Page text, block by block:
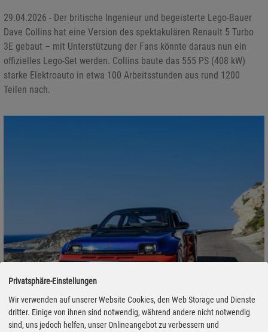
29.04.2026 - Der britische Ingenieur und begeisterte Lego-Bauer
Dave Collins hat eine Version des spektakulären Renault 5 Turbo
3E gebaut – mit Unterstützung der Fans könnte daraus nun ein
offizielles Lego-Set werden. Collins baute das 555 PS (408 kW)
starke Elektroauto in etwa 100 Arbeitsstunden aus rund 1200
Teilen nach.
Der Erbe der Pausbacke zeigt sich erstmals auf der Straße
Privatsphäre-Einstellungen
Wir verwenden auf unserer Website Cookies, den Web Storage und Dienste
dritter. Einige von ihnen sind notwendig, während andere nicht notwendig
sind, uns jedoch helfen, unser Onlineangebot zu verbessern und